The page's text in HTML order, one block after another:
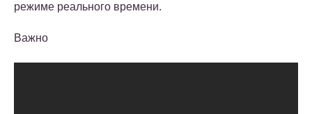
режиме реального времени.
Важно